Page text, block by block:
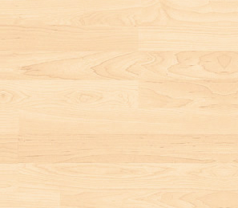
優良課外讀物評選推
這到底是怎麼回事
是）老鷹和老虎〉 老
鷹和老虎是診所的老
老主顧了，他們這次
求大麥町醫生開發財
過這次老醫神沒出
手，反而是大嘴鳥的
一篇報導逆轉了老鷹
和老虎的人生……。
●特別訂製：大麥町給